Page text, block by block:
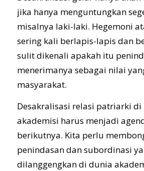
jika hanya menguntungkan
misalnya laki-laki. Hegemoni
sering kali berlapis-lapis dan
sulit dikenali apakah itu
menerimanya sebagai nilai
masyarakat.
Desakralisasi relasi patriarki di
akademisi harus menjadi
berikutnya. Kita perlu
penindasan dan subordinasi
dilanggengkan di dunia